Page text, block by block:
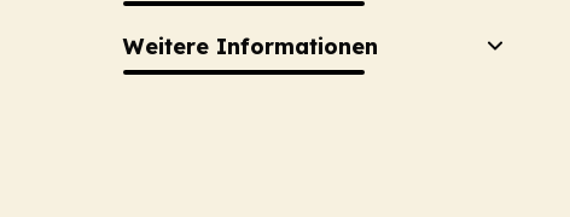
Weitere Informationen